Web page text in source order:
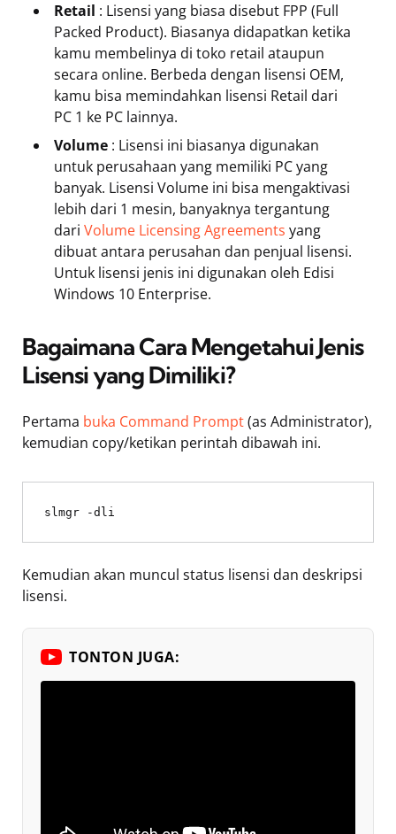
Retail : Lisensi yang biasa disebut FPP (Full
Packed Product). Biasanya didapatkan ketika
kamu membelinya di toko retail ataupun
secara online. Berbeda dengan lisensi OEM,
kamu bisa memindahkan lisensi Retail dari
PC 1 ke PC lainnya.
Volume : Lisensi ini biasanya digunakan
untuk perusahaan yang memiliki PC yang
banyak. Lisensi Volume ini bisa mengaktivasi
lebih dari 1 mesin, banyaknya tergantung
dari Volume Licensing Agreements yang
dibuat antara perusahan dan penjual lisensi.
Untuk lisensi jenis ini digunakan oleh Edisi
Windows 10 Enterprise.
Bagaimana Cara Mengetahui Jenis
Lisensi yang Dimiliki?
Pertama buka Command Prompt(as Administrator),
kemudian copy/ketikan perintah dibawah ini.
slmgr -dli
Kemudian akan muncul status lisensi dan deskripsi
lisensi.
TONTON JUGA: